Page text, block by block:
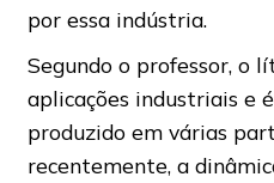
por essa indústria.
Segundo o professor, o
aplicações industriais e
produzido em várias
recentemente, a